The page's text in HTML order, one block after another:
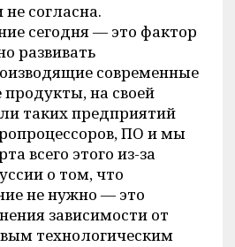
согласна.
сегодня — это фактор
развивать
современные
продукты, на своей
таких предприятий
ПО и мы
всего этого из-за
о том, что
не нужно — это
зависимости от
технологическим